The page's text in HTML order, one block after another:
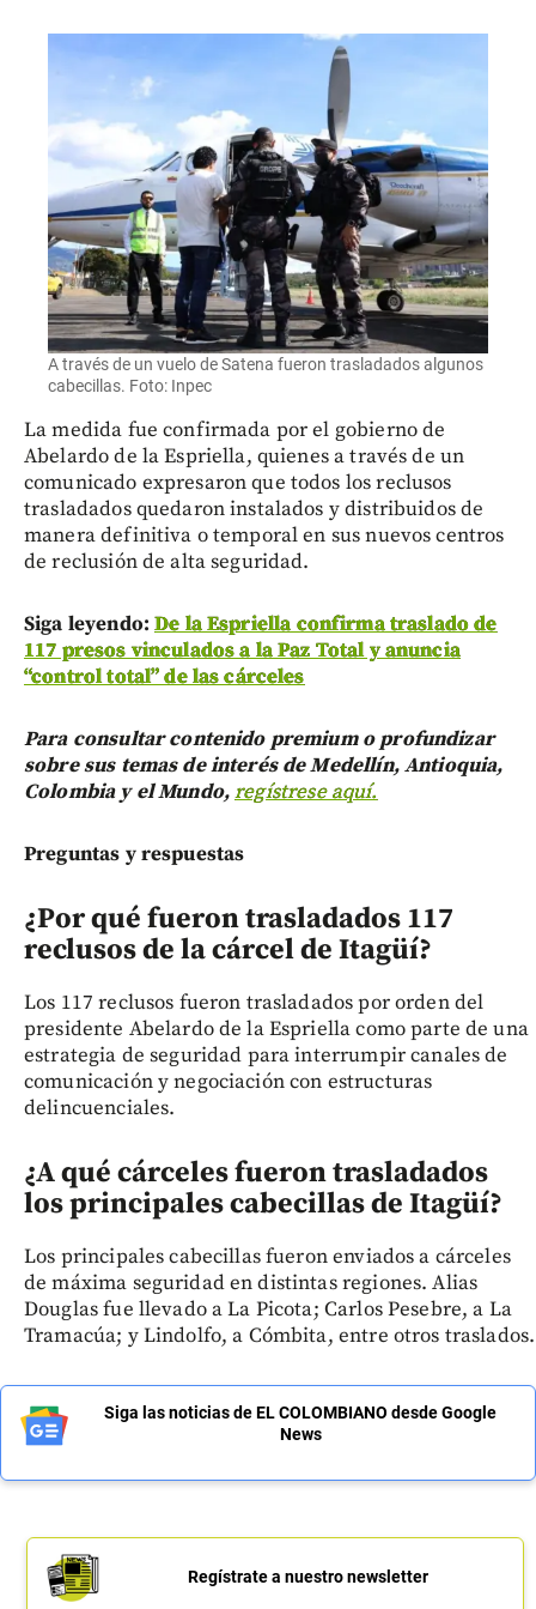
A través de un vuelo de Satena fueron trasladados algunos
cabecillas. Foto: Inpec
La medida fue confirmada por el gobierno de
Abelardo de la Espriella, quienes a través de un
comunicado expresaron que todos los reclusos
trasladados quedaron instalados y distribuidos de
manera definitiva o temporal en sus nuevos centros
de reclusión de alta seguridad.
Siga leyendo:De la Espriella confirma traslado de
117 presos vinculados a la Paz Total y anuncia
“control total” de las cárceles
Para consultar contenido premium o profundizar
sobre sus temas de interés de Medellín, Antioquia,
Colombia y el Mundo,regístrese aquí.
Preguntas y respuestas
¿Por qué fueron trasladados 117
reclusos de la cárcel de Itagüí?
Los 117 reclusos fueron trasladados por orden del
presidente Abelardo de la Espriella como parte de una
estrategia de seguridad para interrumpir canales de
comunicación y negociación con estructuras
delincuenciales.
¿A qué cárceles fueron trasladados
los principales cabecillas de Itagüí?
Los principales cabecillas fueron enviados a cárceles
de máxima seguridad en distintas regiones. Alias
Douglas fue llevado a La Picota; Carlos Pesebre, a La
Tramacúa; y Lindolfo, a Cómbita, entre otros traslados.
Siga las noticias de EL COLOMBIANO desde Google
News
Regístrate a nuestro newsletter